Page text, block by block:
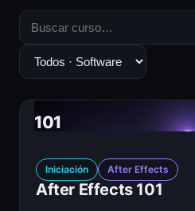
101
Iniciación After Effects
After Effects 101